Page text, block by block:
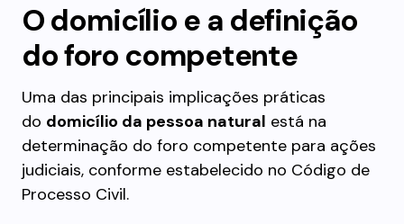
O domicílio e a definição
do foro competente
Uma das principais implicações práticas
do domicílio da pessoa natural está na
determinação do foro competente para ações
judiciais, conforme estabelecido no Código de
Processo Civil.